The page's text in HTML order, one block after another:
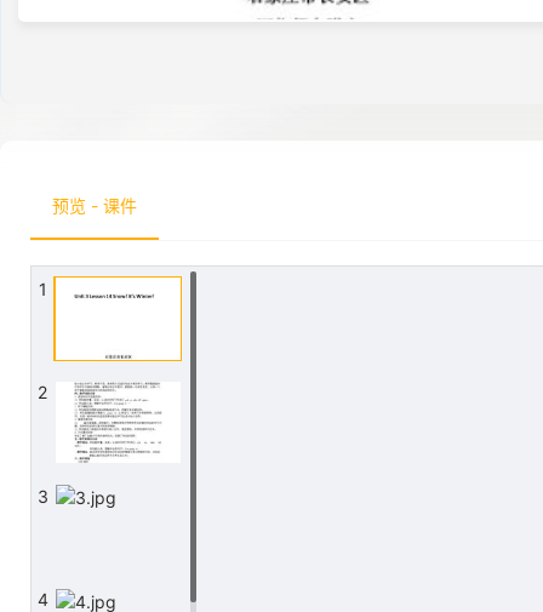
预览 - 课件
1
2
3
4